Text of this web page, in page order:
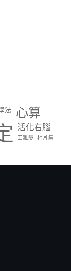
法 心算
活化右腦
王雅慧 相片集